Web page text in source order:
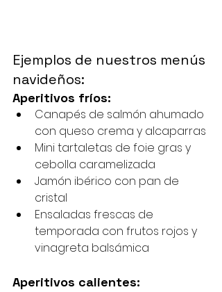
Ejemplos de nuestros menús
navideños:
Aperitivos fríos:
Canapés de salmón ahumado
con queso crema y alcaparras
Mini tartaletas de foie gras y
cebolla caramelizada
Jamón ibérico con pan de
cristal
Ensaladas frescas de
temporada con frutos rojos y
vinagreta balsámica
Aperitivos calientes: